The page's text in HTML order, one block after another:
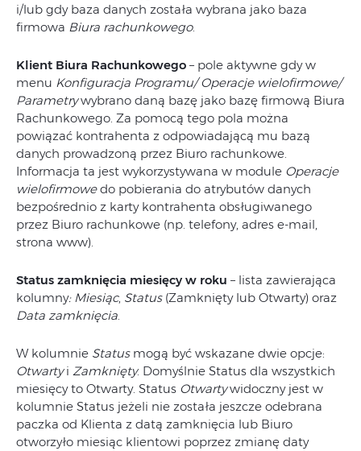
i/lub gdy baza danych została wybrana jako baza
firmowa Biura rachunkowego.
Klient Biura Rachunkowego – pole aktywne gdy w
menu Konfiguracja Programu/ Operacje wielofirmowe/
Parametrywybrano daną bazę jako bazę firmową Biura
Rachunkowego. Za pomocą tego pola można
powiązać kontrahenta z odpowiadającą mu bazą
danych prowadzoną przez Biuro rachunkowe.
Informacja ta jest wykorzystywana w module Operacje
wielofirmowedo pobierania do atrybutów danych
bezpośrednio z karty kontrahenta obsługiwanego
przez Biuro rachunkowe (np. telefony, adres e-mail,
strona www).
Status zamknięcia miesięcy w roku – lista zawierająca
kolumny: Miesiąc, Status(Zamknięty lub Otwarty) oraz
Data zamknięcia.
W kolumnie Statusmogą być wskazane dwie opcje:
Otwartyi Zamknięty. Domyślnie Status dla wszystkich
miesięcy to Otwarty. Status Otwartywidoczny jest w
kolumnie Status jeżeli nie została jeszcze odebrana
paczka od Klienta z datą zamknięcia lub Biuro
otworzyło miesiąc klientowi poprzez zmianę daty